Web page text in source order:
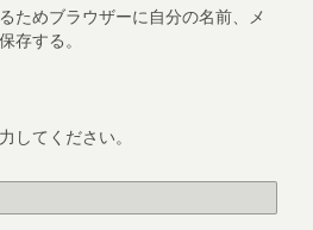
ためブラウザーに自分の名前、メ
存する。
してください。